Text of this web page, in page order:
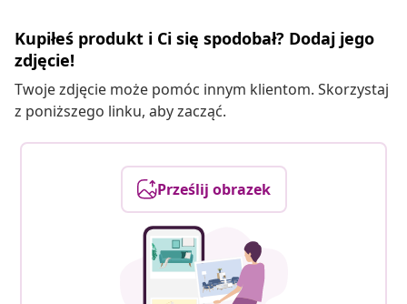
Kupiłeś produkt i Ci się spodobał? Dodaj jego
zdjęcie!
Twoje zdjęcie może pomóc innym klientom. Skorzystaj
z poniższego linku, aby zacząć.
Prześlij obrazek